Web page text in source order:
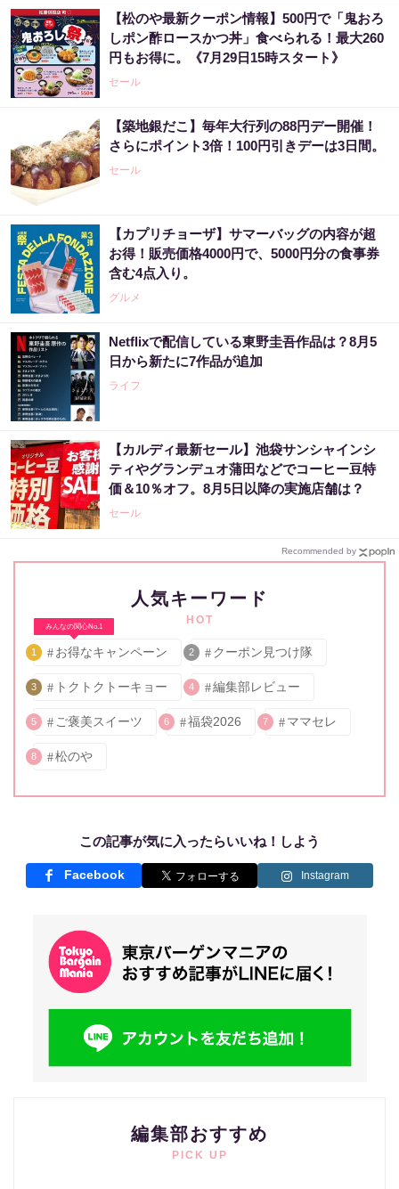
【松のや最新クーポン情報】500円で「鬼おろ
しポン酢ロースかつ丼」食べられる！最大260
円もお得に。《7月29日15時スタート》
セール
【築地銀だこ】毎年大行列の88円デー開催！
さらにポイント3倍！100円引きデーは3日間。
セール
【カプリチョーザ】サマーバッグの内容が超
お得！販売価格4000円で、5000円分の食事券
含む4点入り。
グルメ
Netflixで配信している東野圭吾作品は？8月5
日から新たに7作品が追加
ライフ
【カルディ最新セール】池袋サンシャインシ
ティやグランデュオ蒲田などでコーヒー豆特
価＆10％オフ。8月5日以降の実施店舗は？
セール
Recommended by
人気キーワード
HOT
みんなの関心No.1
1 お得なキャンペーン 2 クーポン見つけ隊
3 トクトクトーキョー 4 編集部レビュー
5 ご褒美スイーツ 6 福袋2026 7 ママセレ
8 松のや
この記事が気に入ったらいいね！しよう
Facebook Instagram
編集部おすすめ
PICK UP